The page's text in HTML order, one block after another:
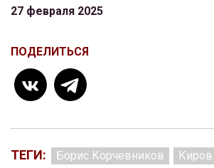
27 февраля 2025
ПОДЕЛИТЬСЯ
ТЕГИ: Борис Корчевников Киров